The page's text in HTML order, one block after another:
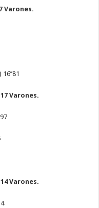
Varones.
Varones.
Varones.